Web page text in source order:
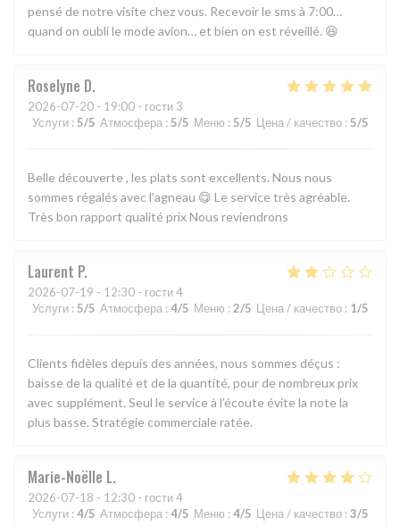
pensé de notre visite chez vous. Recevoir le sms à 7:00…
quand on oubli le mode avion… et bien on est réveillé. 😆
Roselyne D
2026-07-20 - 19:00 - гости 3
Услуги : 5/5 Атмосфера : 5/5 Меню : 5/5 Цена / качество : 5/5
Belle découverte , les plats sont excellents. Nous nous
sommes régalés avec l’agneau 😋 Le service très agréable.
Très bon rapport qualité prix Nous reviendrons
Laurent P
2026-07-19 - 12:30 - гости 4
Услуги : 5/5 Атмосфера : 4/5 Меню : 2/5 Цена / качество : 1/5
Clients fidèles depuis des années, nous sommes déçus :
baisse de la qualité et de la quantité, pour de nombreux prix
avec supplément. Seul le service à l’écoute évite la note la
plus basse. Stratégie commerciale ratée.
Marie-Noëlle L
2026-07-18 - 12:30 - гости 4
Услуги : 4/5 Атмосфера : 4/5 Меню : 4/5 Цена / качество : 3/5